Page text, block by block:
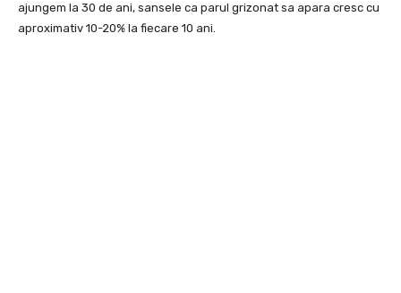
ajungem la 30 de ani, sansele ca parul grizonat sa apara cresc cu
aproximativ 10-20% la fiecare 10 ani.